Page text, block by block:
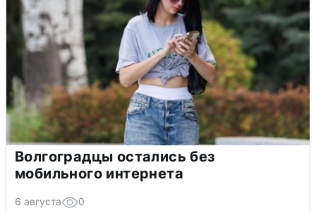
Волгоградцы остались без
мобильного интернета
6 августа 0